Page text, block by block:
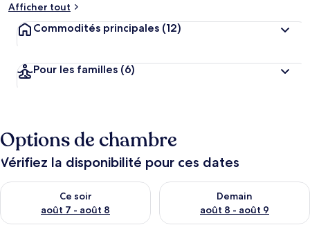
Afficher tout
Commodités principales (12)
Pour les familles (6)
Options de chambre
Vérifiez la disponibilité pour ces dates
Ce soir
août 7 - août 8
Vérifier la disponibilité pour ce soir août 7 - août 8
Demain
août 8 - août 9
Vérifier la disponibilité pour